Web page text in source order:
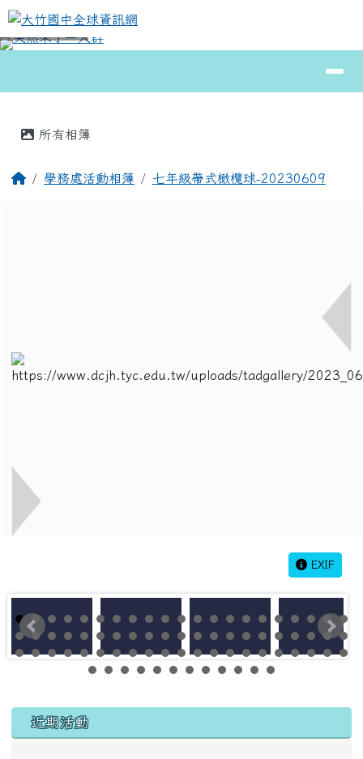
跳至主內容區
大竹國中全球資訊網
⏸
所有相簿
回首頁學務處活動相簿 七年級帶式橄欖球-20230609
EXIF
左邊區域內容
近期活動